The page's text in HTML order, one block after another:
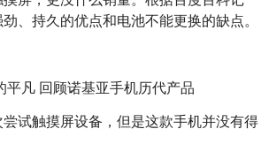
、持久的优点和电池不能更换的缺点。
尝试触摸屏设备，但是这款手机并没有得